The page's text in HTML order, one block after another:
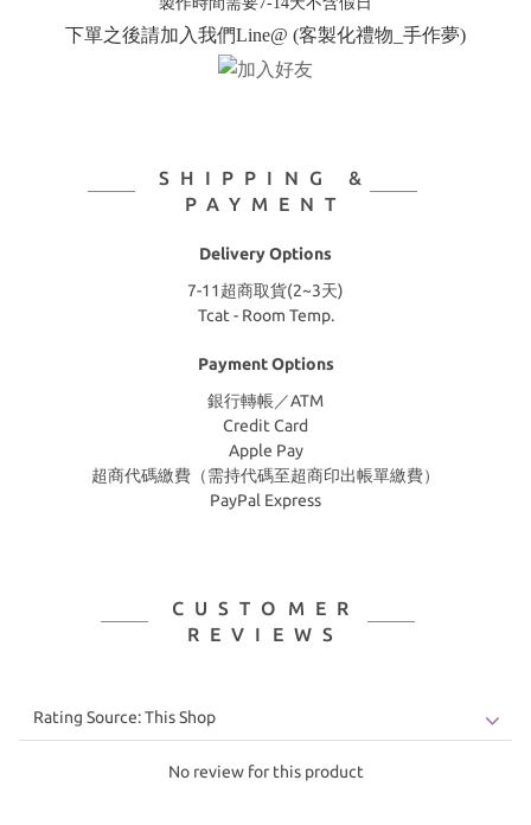
下單之後請加入我們Line@ (客製化禮物_手作夢)
SHIPPING &
PAYMENT
Delivery Options
7-11超商取貨(2~3天)
Tcat - Room Temp.
Payment Options
銀行轉帳／ATM
Credit Card
Apple Pay
超商代碼繳費（需持代碼至超商印出帳單繳費）
PayPal Express
CUSTOMER
REVIEWS
No review for this product